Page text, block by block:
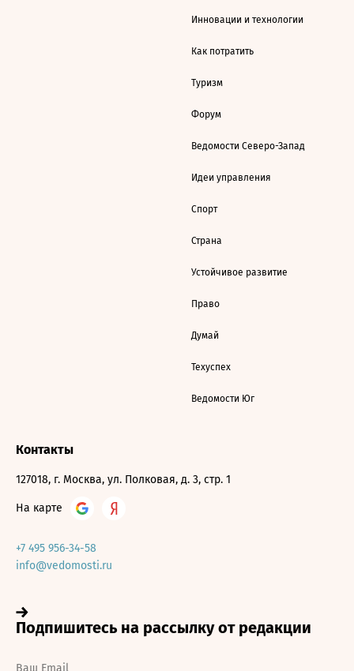
Инновации и технологии
Как потратить
Туризм
Форум
Ведомости Северо-Запад
Идеи управления
Спорт
Страна
Устойчивое развитие
Право
Думай
Техуспех
Ведомости Юг
Контакты
127018, г. Москва, ул. Полковая, д. 3, стр. 1
На карте
+7 495 956-34-58
info@vedomosti.ru